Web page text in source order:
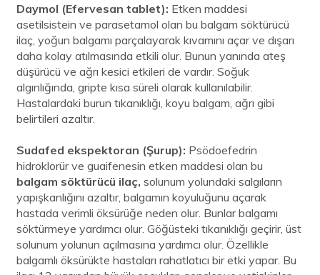
Daymol (Efervesan tablet): Etken maddesi
asetilsistein ve parasetamol olan bu balgam söktürücü
ilaç, yoğun balgamı parçalayarak kıvamını açar ve dışarı
daha kolay atılmasında etkili olur. Bunun yanında ateş
düşürücü ve ağrı kesici etkileri de vardır. Soğuk
algınlığında, gripte kısa süreli olarak kullanılabilir.
Hastalardaki burun tıkanıklığı, koyu balgam, ağrı gibi
belirtileri azaltır.
Sudafed ekspektoran (Şurup): Psödoefedrin
hidroklorür ve guaifenesin etken maddesi olan bu
balgam söktürücü ilaç, solunum yolundaki salgıların
yapışkanlığını azaltır, balgamın koyuluğunu açarak
hastada verimli öksürüğe neden olur. Bunlar balgamı
söktürmeye yardımcı olur. Göğüsteki tıkanıklığı geçirir, üst
solunum yolunun açılmasına yardımcı olur. Özellikle
balgamlı öksürükte hastaları rahatlatıcı bir etki yapar. Bu